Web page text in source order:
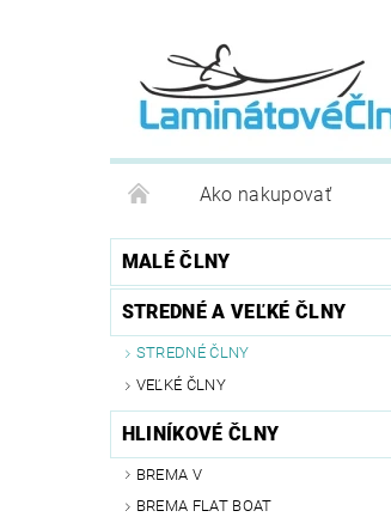
Ako nakupovať
MALÉ ČLNY
STREDNÉ A VEĽKÉ ČLNY
STREDNÉ ČLNY
VEĽKÉ ČLNY
HLINÍKOVÉ ČLNY
BREMA V
BREMA FLAT BOAT